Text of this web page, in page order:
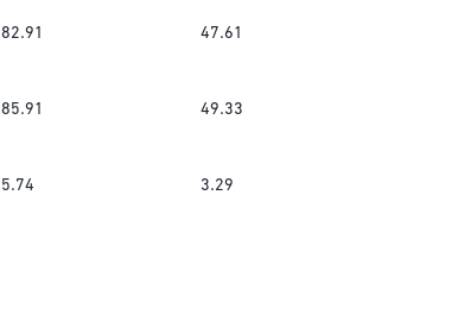
82.91 47.61
85.91 49.33
5.74 3.29